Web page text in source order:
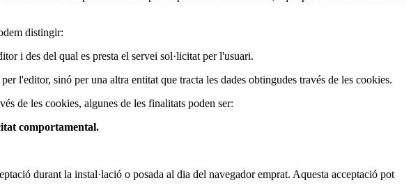
distingir:
i des del qual es presta el servei sol·licitat per l'usuari.
l'editor, sinó per una altra entitat que tracta les dades obtingudes través de les cookies.
de les cookies, algunes de les finalitats poden ser:
comportamental.
durant la instal·lació o posada al dia del navegador emprat. Aquesta acceptació pot